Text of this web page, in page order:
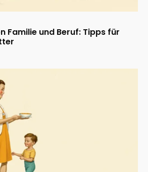
Familie und Beruf: Tipps für